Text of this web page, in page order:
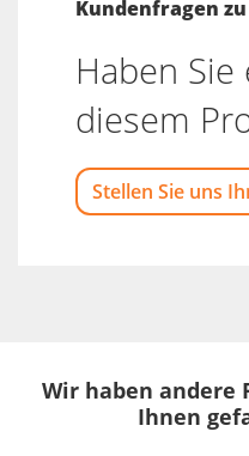
Kundenfragen
Haben Sie
diesem
Stellen Sie uns
Wir haben andere
Ihnen